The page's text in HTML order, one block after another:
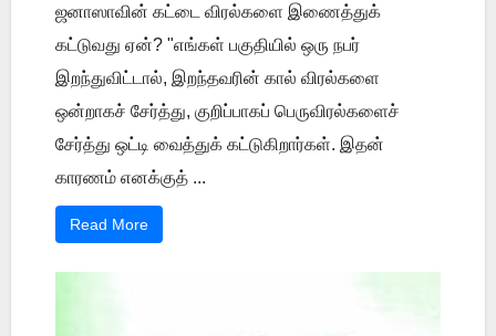
ஜனாஸாவின் கட்டை விரல்களை இணைத்துக்
கட்டுவது ஏன்? "எங்கள் பகுதியில் ஒரு நபர்
இறந்துவிட்டால், இறந்தவரின் கால் விரல்களை
ஒன்றாகச் சேர்த்து, குறிப்பாகப் பெருவிரல்களைச்
சேர்த்து ஒட்டி வைத்துக் கட்டுகிறார்கள். இதன்
காரணம் எனக்குத் ...
Read More